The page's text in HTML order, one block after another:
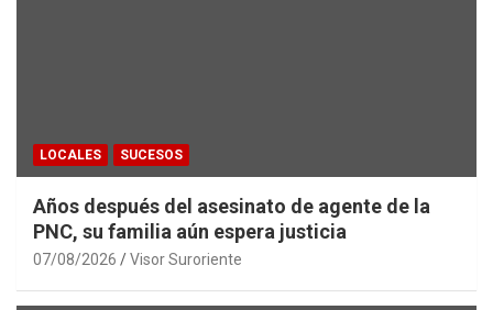
LOCALES SUCESOS
Años después del asesinato de agente de la
PNC, su familia aún espera justicia
07/08/2026 Visor Suroriente